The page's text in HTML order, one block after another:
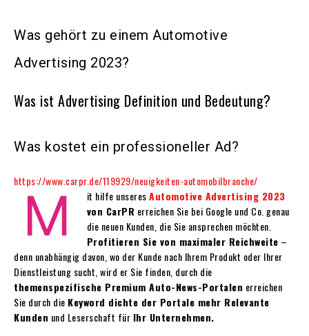
Was gehört zu einem Automotive
Advertising 2023?
Was ist Advertising Definition und Bedeutung?
Was kostet ein professioneller Ad?
https://www.carpr.de/119929/neuigkeiten-automobilbranche/
M it hilfe unseresAutomotive Advertising 2023
von CarPR erreichen Sie bei Google und Co. genau
die neuen Kunden, die Sie ansprechen möchten.
Profitieren Sie von maximaler Reichweite –
denn unabhängig davon, wo der Kunde nach Ihrem Produkt oder Ihrer
Dienstleistung sucht, wird er Sie finden, durch die
themenspezifische Premium Auto-News-Portalen erreichen
Sie durch die Keyword dichte der Portale mehr Relevante
Kunden und Leserschaft für Ihr Unternehmen.